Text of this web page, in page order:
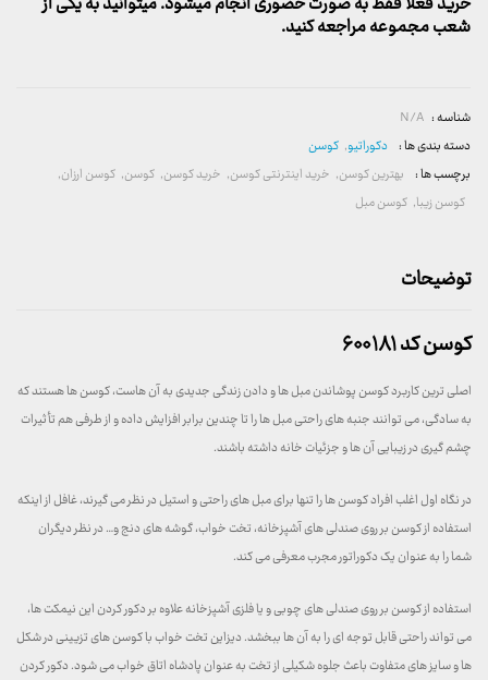
شعب مجموعه مراجعه کنید.
شناسه : N/A
دسته بندی ها : دکوراتیو, کوسن
برچسب ها : بهترین کوسن, خرید اینترنتی کوسن, خرید کوسن, کوسن, کوسن ارزان,
کوسن زیبا, کوسن مبل
توضیحات
کوسن کد ۶۰۰۱۸۱
اصلی ترین کاربرد کوسن پوشاندن مبل ها و دادن زندگی جدیدی به آن هاست، کوسن ها هستند که
به سادگی، می توانند جنبه های راحتی مبل ها را تا چندین برابر افزایش داده و از طرفی هم تأثیرات
چشم گیری در زیبایی آن ها و جزئیات خانه داشته باشند.
در نگاه اول اغلب افراد کوسن ها را تنها برای مبل های راحتی و استیل در نظر می گیرند، غافل از اینکه
استفاده از کوسن بر روی صندلی های آشپزخانه، تخت خواب، گوشه های دنج و… در نظر دیگران
شما را به عنوان یک دکوراتور مجرب معرفی می کند.
استفاده از کوسن بر روی صندلی های چوبی و یا فلزی آشپزخانه علاوه بر دکور کردن این نیمکت ها،
می تواند راحتی قابل توجه ای را به آن ها ببخشد. دیزاین تخت خواب با کوسن های تزیینی در شکل
ها و سایز های متفاوت باعث جلوه شکیلی از تخت به عنوان پادشاه اتاق خواب می شود. دکور کردن